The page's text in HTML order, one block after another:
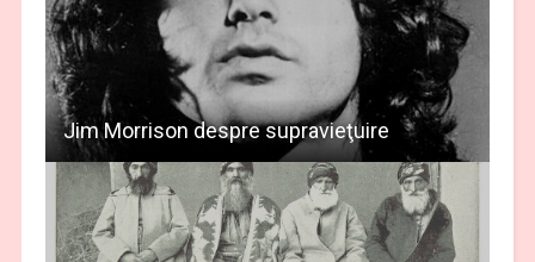
Jim Morrison despre supravieţuire